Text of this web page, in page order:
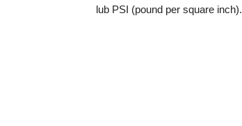
lub PSI (pound per square